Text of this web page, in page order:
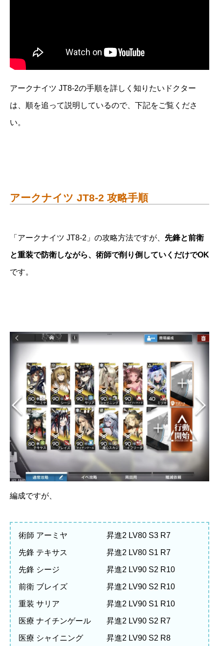
アークナイツ JT8-2の手順を詳しく知りたいドクター
は、順を追って説明しているので、下記をご覧くださ
い。
アークナイツ JT8-2 攻略手順
「アークナイツ JT8-2」の攻略方法ですが、 先鋒と前衛
と重装で防衛しながら、術師で削り倒していくだけでOK
です。
編成ですが、
術師 アーミヤ 昇進2 LV80 S3 R7
先鋒 テキサス 昇進2 LV80 S1 R7
先鋒 シージ 昇進2 LV90 S2 R10
前衛 ブレイズ 昇進2 LV90 S2 R10
重装 サリア 昇進2 LV90 S1 R10
医療 ナイチンゲール 昇進2 LV90 S2 R7
医療 シャイニング 昇進2 LV90 S2 R8